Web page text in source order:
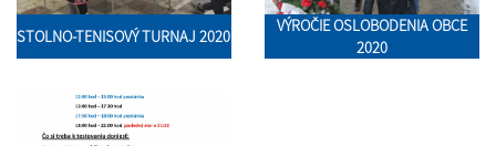
STOLNO-TENISOVÝ TURNAJ 2020
VÝROČIE OSLOBODENIA OBCE
2020